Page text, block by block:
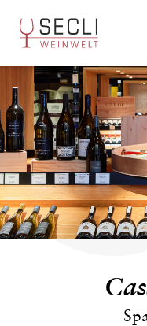
WEINE
CHAMPAGNER
& MEHR